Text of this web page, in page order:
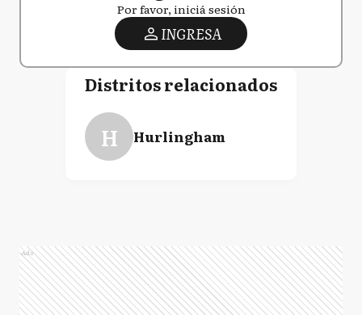
Por favor, iniciá sesión
INGRESA
Distritos relacionados
H Hurlingham
Ads